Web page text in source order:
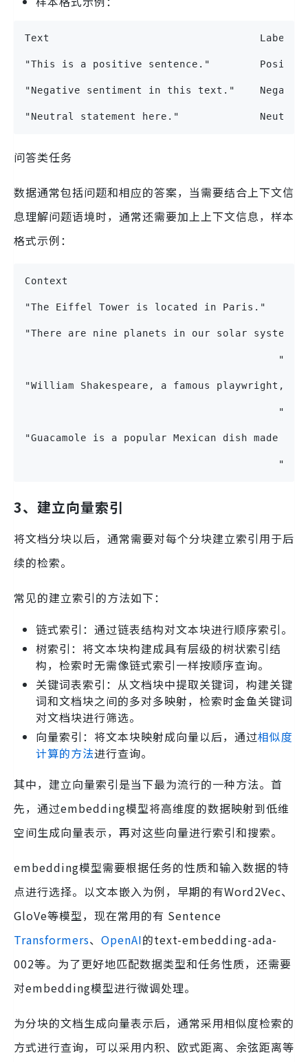
Text                                  Label
"This is a positive sentence."
"Negative sentiment in this text."
"Neutral statement here."             Neutral
问答类任务
数据通常包括问题和相应的答案，当需要结合上下文信
息理解问题语境时，通常还需要加上上下文信息，样本
格式示例：
Context
"The Eiffel Tower is located in Paris."
"There are nine planets in our solar system,
"William Shakespeare, a famous playwright,
"Guacamole is a popular Mexican dish made
3、建立向量索引
将文档分块以后，通常需要对每个分块建立索引用于后
续的检索。
常见的建立索引的方法如下：
链式索引：通过链表结构对文本块进行顺序索引。
树索引：将文本块构建成具有层级的树状索引结
构，检索时无需像链式索引一样按顺序查询。
关键词表索引：从文档块中提取关键词，构建关键
词和文档块之间的多对多映射，检索时金鱼关键词
对文档块进行筛选。
向量索引：将文本块映射成向量以后，通过相似度
计算的方法进行查询。
其中，建立向量索引是当下最为流行的一种方法。首
先，通过embedding模型将高维度的数据映射到低维
空间生成向量表示，再对这些向量进行索引和搜索。
embedding模型需要根据任务的性质和输入数据的特
点进行选择。以文本嵌入为例，早期的有Word2Vec、
GloVe等模型，现在常用的有 Sentence
Transformers、 OpenAI的text-embedding-ada-
002等。为了更好地匹配数据类型和任务性质，还需要
对embedding模型进行微调处理。
为分块的文档生成向量表示后，通常采用相似度检索的
方式进行查询，可以采用内积、欧式距离、余弦距离等